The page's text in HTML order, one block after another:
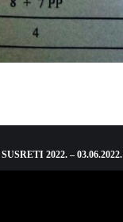
SUSRETI 2022. – 03.06.2022.